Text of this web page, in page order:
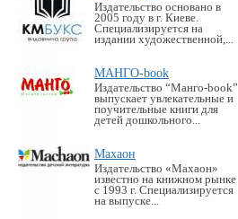
Издательство основано в
2005 году в г. Киеве.
Специализируется на
издании художественной,...
МАНГО-book
Издательство “Манго-book”
выпускает увлекательные и
поучительные книги для
детей дошкольного...
Махаон
Издательство «Махаон»
известно на книжном рынке
с 1993 г. Специализируется
на выпуске...